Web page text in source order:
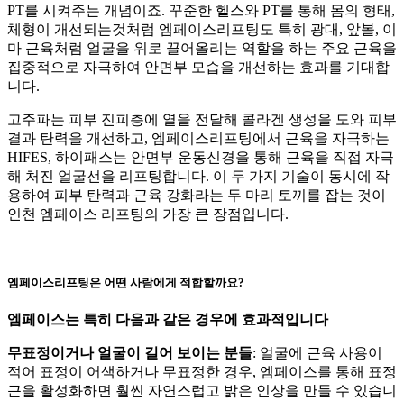
PT를 시켜주는 개념이죠. 꾸준한 헬스와 PT를 통해 몸의 형태,
체형이 개선되는것처럼 엠페이스리프팅도 특히 광대, 앞볼, 이
마 근육처럼 얼굴을 위로 끌어올리는 역할을 하는 주요 근육을
집중적으로 자극하여 안면부 모습을 개선하는 효과를 기대합
니다.
고주파는 피부 진피층에 열을 전달해 콜라겐 생성을 도와 피부
결과 탄력을 개선하고, 엠페이스리프팅에서 근육을 자극하는
HIFES, 하이패스는 안면부 운동신경을 통해 근육을 직접 자극
해 처진 얼굴선을 리프팅합니다. 이 두 가지 기술이 동시에 작
용하여 피부 탄력과 근육 강화라는 두 마리 토끼를 잡는 것이
인천 엠페이스 리프팅의 가장 큰 장점입니다.
엠페이스리프팅은 어떤 사람에게 적합할까요?
엠페이스는 특히 다음과 같은 경우에 효과적입니다
무표정이거나 얼굴이 길어 보이는 분들: 얼굴에 근육 사용이
적어 표정이 어색하거나 무표정한 경우, 엠페이스를 통해 표정
근을 활성화하면 훨씬 자연스럽고 밝은 인상을 만들 수 있습니